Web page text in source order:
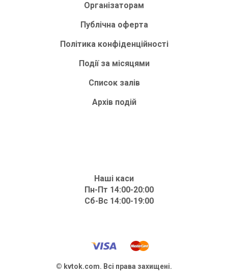
Організаторам
Публічна оферта
Політика конфіденційності
Події за місяцями
Список залів
Архів подій
Наші каси
Пн-Пт 14:00-20:00
Сб-Вс 14:00-19:00
© kvtok.com. Всі права захищені.